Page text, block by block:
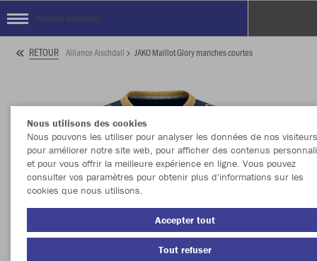
Alliance Aischdall
RETOUR Alliance Aischdall JAKO Maillot Glory manches courtes
Nous utilisons des cookies
Nous pouvons les utiliser pour analyser les données de nos
pour améliorer notre site web, pour afficher des contenus
et pour vous offrir la meilleure expérience en ligne. Vous pouvez
consulter vos paramètres pour obtenir plus d'informations sur les
cookies que nous utilisons.
Accepter tout
Tout refuser